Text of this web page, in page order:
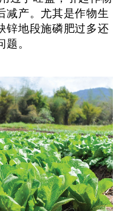
减产。尤其是作物生
锌地段施磷肥过多还
。